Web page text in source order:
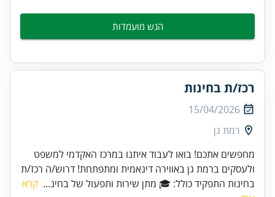
הגש מועמדות
רכז/ת בחינות
15/04/2026
רמת גן
מחפשים אתכם! בואו לעבוד איתנו במרכז האקדמי למשפט
ולעסקים ברמת גן באווירה דינאמית ומתפתחת! דרוש/ה רכז/ת
בחינות התפקיד כולל: 🎓 מתן שירות ותפעול של בחינ... קרא